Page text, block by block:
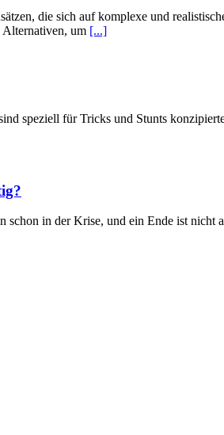
die sich auf komplexe und
Alternativen, um [...]
speziell für Tricks und Stunts
schon in der Krise, und ein Ende ist